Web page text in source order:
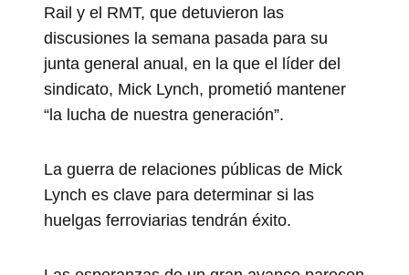
Rail y el RMT, que detuvieron las
discusiones la semana pasada para su
junta general anual, en la que el líder del
sindicato, Mick Lynch, prometió mantener
“la lucha de nuestra generación”.
La guerra de relaciones públicas de Mick
Lynch es clave para determinar si las
huelgas ferroviarias tendrán éxito.